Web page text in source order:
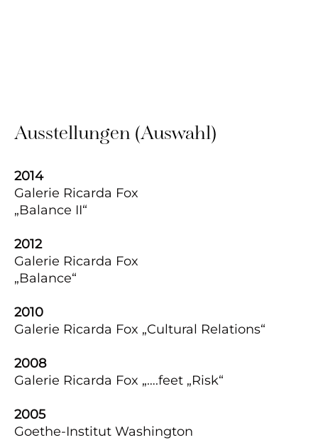
Ausstellungen (Auswahl)
2014
Galerie Ricarda Fox
„Balance II“
2012
Galerie Ricarda Fox
„Balance“
2010
Galerie Ricarda Fox „Cultural Relations“
2008
Galerie Ricarda Fox „….feet „Risk“
2005
Goethe-Institut Washington